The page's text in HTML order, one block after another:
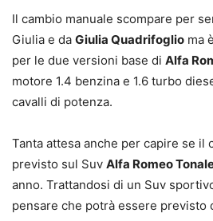
Il cambio manuale scompare per
Giulia e da Giulia Quadrifoglio ma
per le due versioni base di Alfa
motore 1.4 benzina e 1.6 turbo
cavalli di potenza.
Tanta attesa anche per capire se il
previsto sul Suv Alfa Romeo
anno. Trattandosi di un Suv
pensare che potrà essere previsto